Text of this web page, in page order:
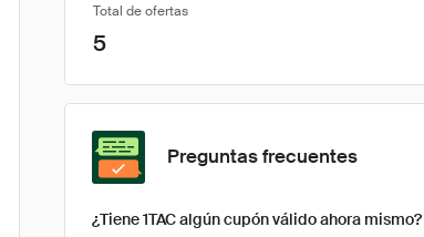
Total de ofertas
5
Preguntas frecuentes
¿Tiene 1TAC algún cupón válido ahora mismo?